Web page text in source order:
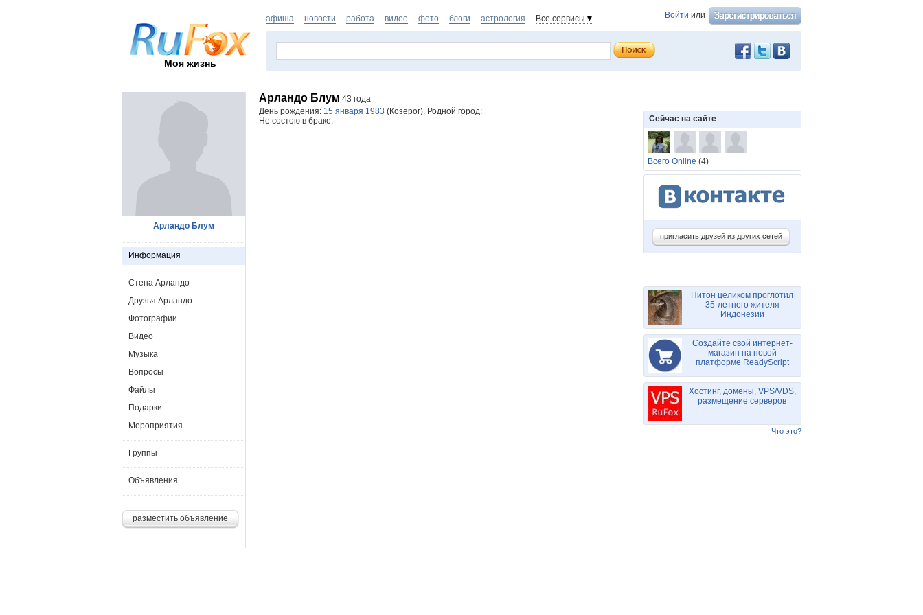
Моя жизнь
Войти или
афиша новости работа видео фото блоги астрология Все сервисы
Арландо Блум 43 года
День рождения: 15 января 1983 (Козерог). Родной город:
Не состою в браке.
Арландо Блум
Информация
Стена Арландо
Друзья Арландо
Фотографии
Видео
Музыка
Вопросы
Файлы
Подарки
Мероприятия
Группы
Объявления
разместить объявление
Сейчас на сайте
Всего Online (4)
пригласить друзей из других сетей
Питон целиком проглотил
35-летнего жителя
Индонезии
Создайте свой интернет-
магазин на новой
платформе ReadyScript
Хостинг, домены, VPS/VDS,
размещение серверов
Что это?